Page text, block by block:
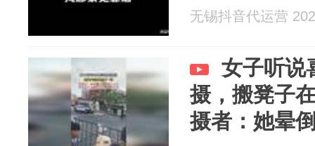
无锡抖音代运营
女子听说
摄，搬凳子
摄者：她晕